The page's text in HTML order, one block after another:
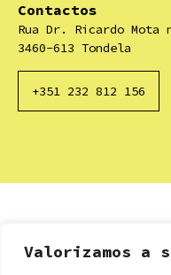
Valorizamos a
Contactos
Rua Dr. Ricardo Mota
3460-613 Tondela
+351 232 812 156